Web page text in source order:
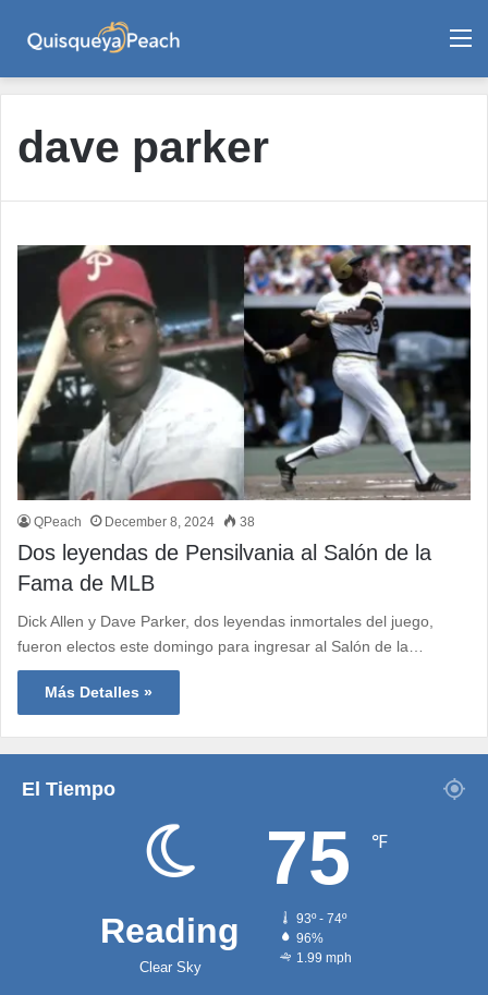
dave parker
QPeach December 8, 2024 38
Dos leyendas de Pensilvania al Salón de la
Fama de MLB
Dick Allen y Dave Parker, dos leyendas inmortales del juego,
fueron electos este domingo para ingresar al Salón de la…
Más Detalles »
El Tiempo
Reading
Clear Sky
75 ℉
93º - 74º
96%
1.99 mph